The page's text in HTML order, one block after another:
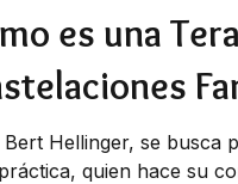
es una
Bert Hellinger, se busca
quien hace su